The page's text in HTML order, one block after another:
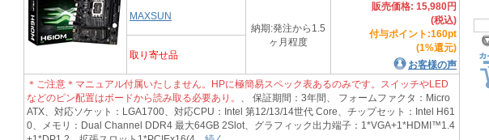
MAXSUN
納期:発注から1.5
ヶ月程度
販売価格: 15,980円
(税込)
付与ポイント:160pt
(1%還元)
お客様の声
取り寄せ品
＊ご注意＊マニュアル付属いたしません。HPに極簡易スペック表あるのみです。スイッチやLED
などのピン配置はボードから読み取る必要あり。
、 保証期間：3年間、 フォームファクタ：Micro
ATX、対応ソケット：LGA1700、対応CPU：Intel 第12/13/14世代 Core、チップセット：Intel H61
0、メモリ：Dual Channel DDR4 最大64GB 2Slot、グラフィック出力端子：1*VGA+1*HDMI™1.4